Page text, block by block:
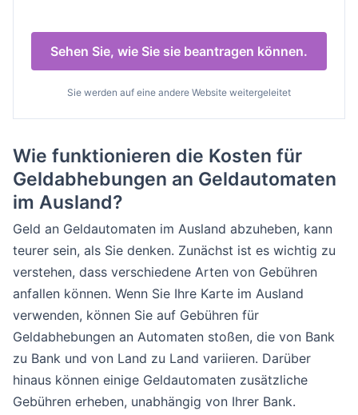
Sehen Sie, wie Sie sie beantragen können.
Sie werden auf eine andere Website weitergeleitet
Wie funktionieren die Kosten für
Geldabhebungen an Geldautomaten
im Ausland?
Geld an Geldautomaten im Ausland abzuheben, kann
teurer sein, als Sie denken. Zunächst ist es wichtig zu
verstehen, dass verschiedene Arten von Gebühren
anfallen können. Wenn Sie Ihre Karte im Ausland
verwenden, können Sie auf Gebühren für
Geldabhebungen an Automaten stoßen, die von Bank
zu Bank und von Land zu Land variieren. Darüber
hinaus können einige Geldautomaten zusätzliche
Gebühren erheben, unabhängig von Ihrer Bank.